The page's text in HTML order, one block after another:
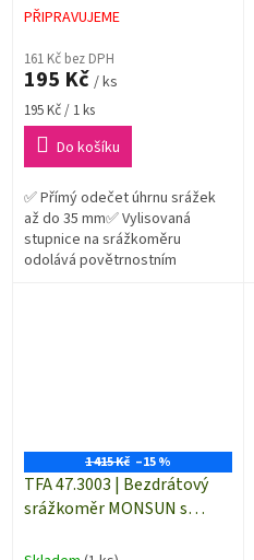
měření množství srážek
PŘIPRAVUJEME
161 Kč bez DPH
195 Kč / ks
Měrná
cena:
195 Kč / 1 ks
Do košíku
✅ Přímý odečet úhrnu srážek
až do 35 mm✅ Vylisovaná
stupnice na srážkoměru
odolává povětrnostním
1 415 Kč –15 %
TFA 47.3003 | Bezdrátový
srážkoměr MONSUN s